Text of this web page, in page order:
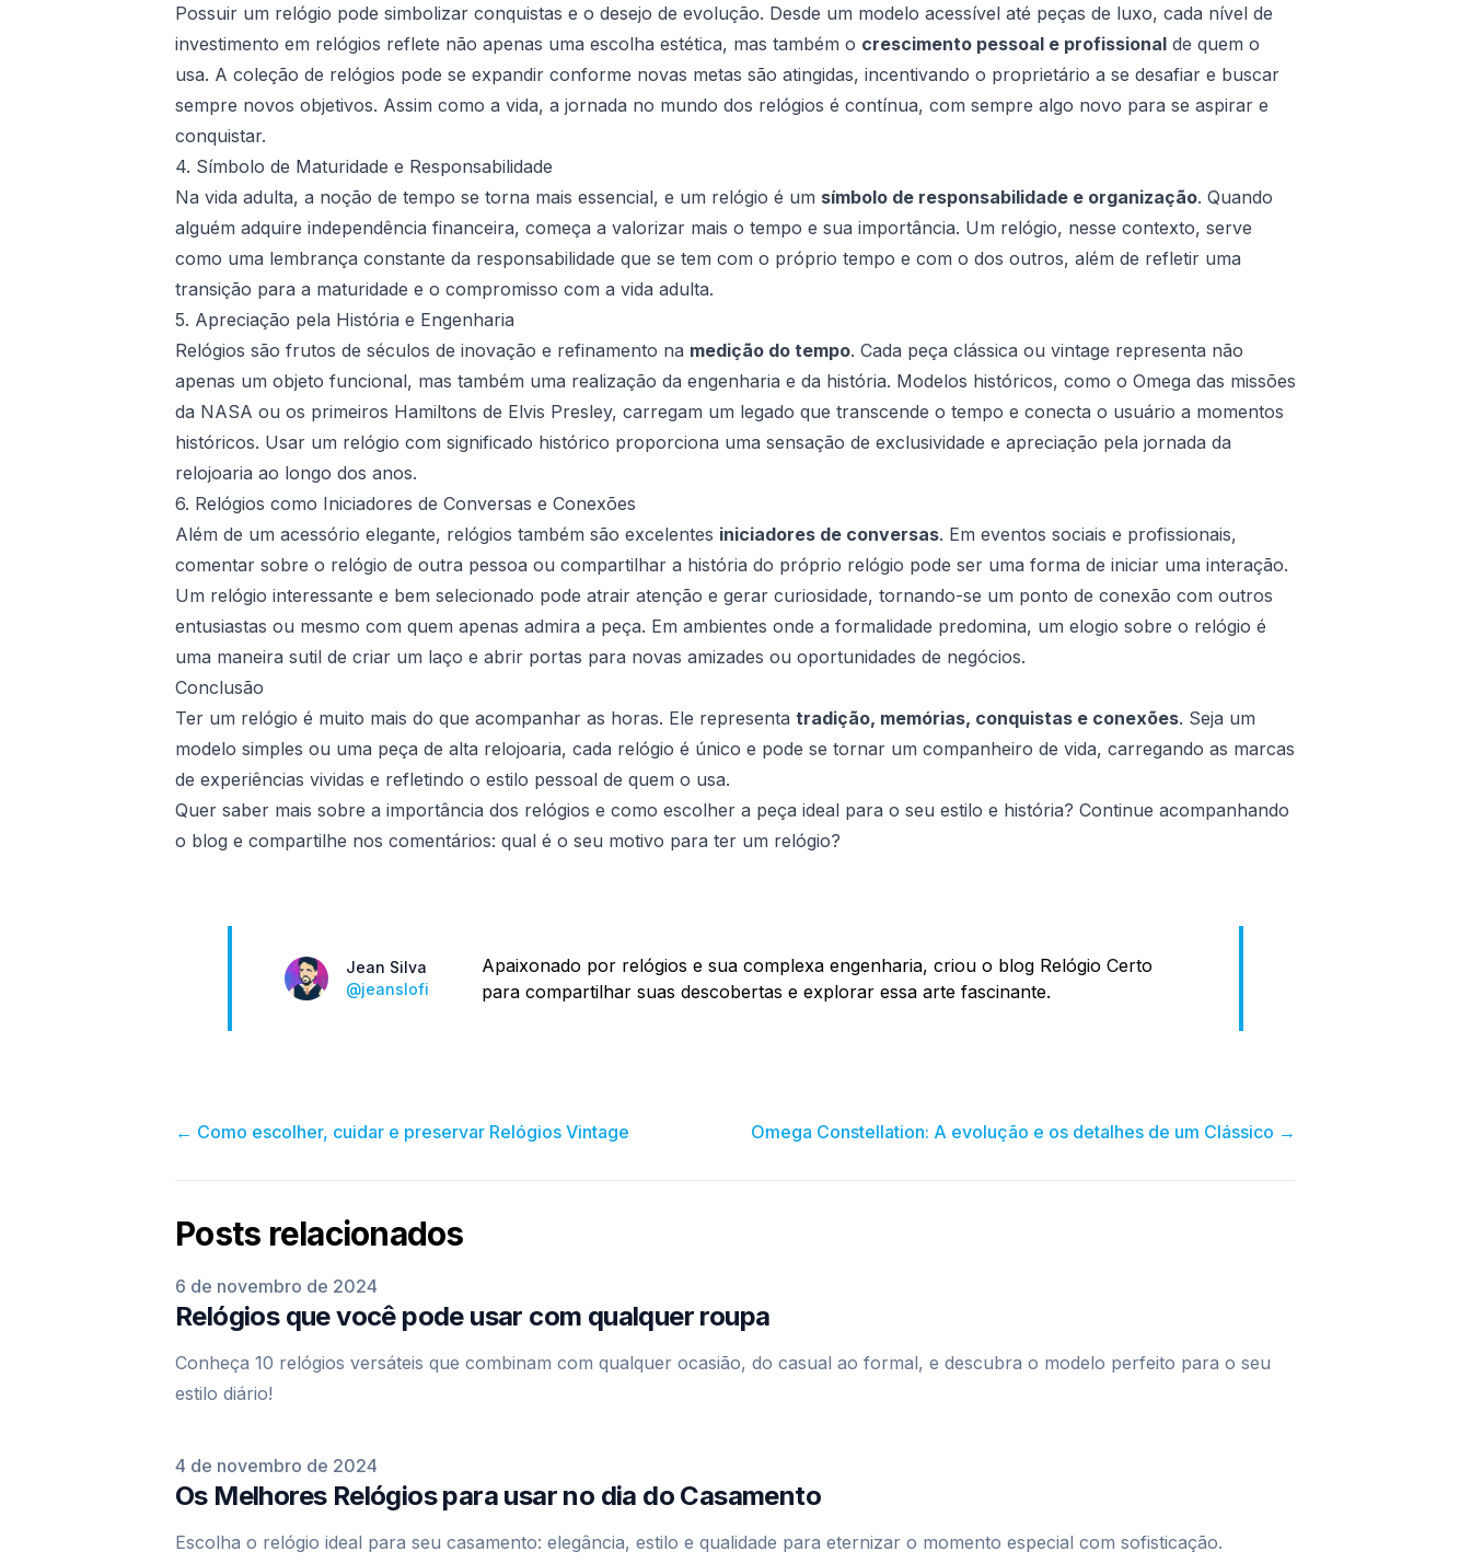
Possuir um relógio pode simbolizar conquistas e o desejo de evolução. Desde um modelo acessível até peças de luxo, cada nível de
investimento em relógios reflete não apenas uma escolha estética, mas também o crescimento pessoal e profissional de quem o
usa. A coleção de relógios pode se expandir conforme novas metas são atingidas, incentivando o proprietário a se desafiar e buscar
sempre novos objetivos. Assim como a vida, a jornada no mundo dos relógios é contínua, com sempre algo novo para se aspirar e
conquistar.
4. Símbolo de Maturidade e Responsabilidade
Na vida adulta, a noção de tempo se torna mais essencial, e um relógio é um símbolo de responsabilidade e organização. Quando
alguém adquire independência financeira, começa a valorizar mais o tempo e sua importância. Um relógio, nesse contexto, serve
como uma lembrança constante da responsabilidade que se tem com o próprio tempo e com o dos outros, além de refletir uma
transição para a maturidade e o compromisso com a vida adulta.
5. Apreciação pela História e Engenharia
Relógios são frutos de séculos de inovação e refinamento na medição do tempo. Cada peça clássica ou vintage representa não
apenas um objeto funcional, mas também uma realização da engenharia e da história. Modelos históricos, como o Omega das missões
da NASA ou os primeiros Hamiltons de Elvis Presley, carregam um legado que transcende o tempo e conecta o usuário a momentos
históricos. Usar um relógio com significado histórico proporciona uma sensação de exclusividade e apreciação pela jornada da
relojoaria ao longo dos anos.
6. Relógios como Iniciadores de Conversas e Conexões
Além de um acessório elegante, relógios também são excelentes iniciadores de conversas. Em eventos sociais e profissionais,
comentar sobre o relógio de outra pessoa ou compartilhar a história do próprio relógio pode ser uma forma de iniciar uma interação.
Um relógio interessante e bem selecionado pode atrair atenção e gerar curiosidade, tornando-se um ponto de conexão com outros
entusiastas ou mesmo com quem apenas admira a peça. Em ambientes onde a formalidade predomina, um elogio sobre o relógio é
uma maneira sutil de criar um laço e abrir portas para novas amizades ou oportunidades de negócios.
Conclusão
Ter um relógio é muito mais do que acompanhar as horas. Ele representa tradição, memórias, conquistas e conexões. Seja um
modelo simples ou uma peça de alta relojoaria, cada relógio é único e pode se tornar um companheiro de vida, carregando as marcas
de experiências vividas e refletindo o estilo pessoal de quem o usa.
Quer saber mais sobre a importância dos relógios e como escolher a peça ideal para o seu estilo e história? Continue acompanhando
o blog e compartilhe nos comentários: qual é o seu motivo para ter um relógio?
Nome
Jean Silva
Twitter
@jeanslofi
Apaixonado por relógios e sua complexa engenharia, criou o blog Relógio Certo
para compartilhar suas descobertas e explorar essa arte fascinante.
← Como escolher, cuidar e preservar Relógios Vintage Omega Constellation: A evolução e os detalhes de um Clássico →
Posts relacionados
Publicado em
6 de novembro de 2024
Relógios que você pode usar com qualquer roupa
Conheça 10 relógios versáteis que combinam com qualquer ocasião, do casual ao formal, e descubra o modelo perfeito para o seu
estilo diário!
Publicado em
4 de novembro de 2024
Os Melhores Relógios para usar no dia do Casamento
Escolha o relógio ideal para seu casamento: elegância, estilo e qualidade para eternizar o momento especial com sofisticação.